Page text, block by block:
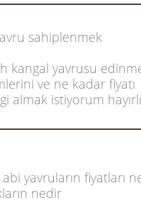
sahiplenmek
kangal yavrusu
ve ne kadar fiyatı
almak istiyorum hayırlı
yavruların fiyatları
nedir